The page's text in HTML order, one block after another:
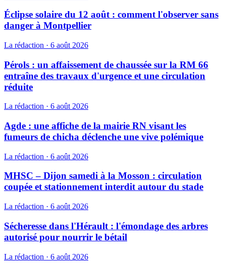
Éclipse solaire du 12 août : comment l'observer sans
danger à Montpellier
La rédaction · 6 août 2026
Pérols : un affaissement de chaussée sur la RM 66
entraîne des travaux d'urgence et une circulation
réduite
La rédaction · 6 août 2026
Agde : une affiche de la mairie RN visant les
fumeurs de chicha déclenche une vive polémique
La rédaction · 6 août 2026
MHSC – Dijon samedi à la Mosson : circulation
coupée et stationnement interdit autour du stade
La rédaction · 6 août 2026
Sécheresse dans l'Hérault : l'émondage des arbres
autorisé pour nourrir le bétail
La rédaction · 6 août 2026